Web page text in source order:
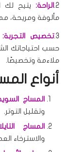
2. الراحة:يتيح لك
مألوفة ومريحة،
3. تخصيص التجربة:
حسب احتياجاتك
ملاءمة وتخصيصًا.
أنواع
المساج
وتقليل التوتر.
المساج
والاسترخاء